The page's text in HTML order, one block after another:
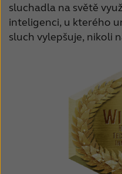
sluchadla na světě
inteligenci, u kterého
sluch vylepšuje, nikoli